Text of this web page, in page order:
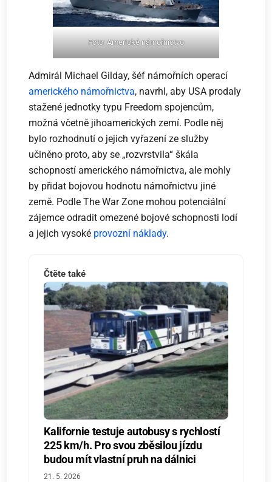
Foto: Americké námořnictvo
Admirál Michael Gilday, šéf námořních operací
amerického námořnictva, navrhl, aby USA prodaly
stažené jednotky typu Freedom spojencům,
možná včetně jihoamerických zemí. Podle něj
bylo rozhodnutí o jejich vyřazení ze služby
učiněno proto, aby se „rozvrstvila“ škála
schopností amerického námořnictva, ale mohly
by přidat bojovou hodnotu námořnictvu jiné
země. Podle The War Zone mohou potenciální
zájemce odradit omezené bojové schopnosti lodí
a jejich vysoké provozní náklady.
Čtěte také
Kalifornie testuje autobusy s rychlostí
225 km/h. Pro svou zběsilou jízdu
budou mít vlastní pruh na dálnici
21. 5. 2026